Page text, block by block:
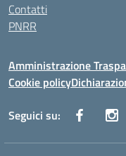
Contatti
PNRR
Amministrazione
Cookie policy
Seguici su: